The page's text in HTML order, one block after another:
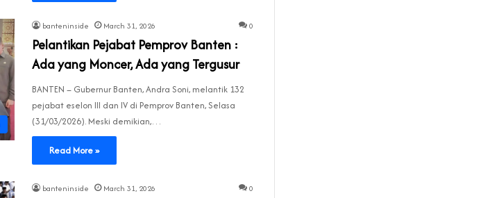
banteninside March 31, 2026 0
Pelantikan Pejabat Pemprov Banten :
Ada yang Moncer, Ada yang Tergusur
BANTEN – Gubernur Banten, Andra Soni, melantik 132
pejabat eselon III dan IV di Pemprov Banten, Selasa
(31/03/2026). Meski demikian,…
Read More »
banteninside March 31, 2026 0